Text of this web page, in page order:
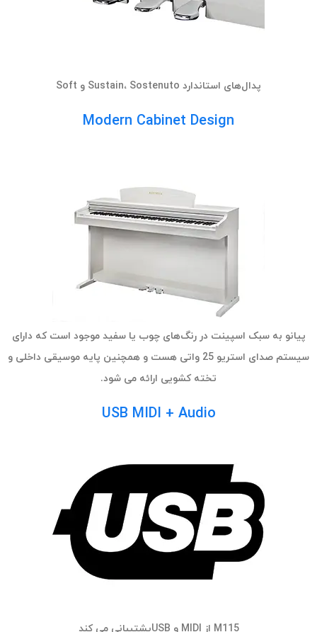
پدال‌های استاندارد Sustain، Sostenuto و Soft
Modern Cabinet Design
پیانو به سبک اسپینت در رنگ‌های چوب یا سفید موجود است که دارای
سیستم صدای استریو 25 واتی هست و همچنین پایه موسیقی داخلی و
تخته‌ کشویی ارائه می شود.
USB MIDI + Audio
M115 از MIDI و USBپشتیبانی می کند